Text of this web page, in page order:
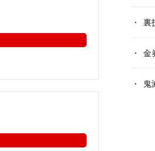
裏
金
鬼